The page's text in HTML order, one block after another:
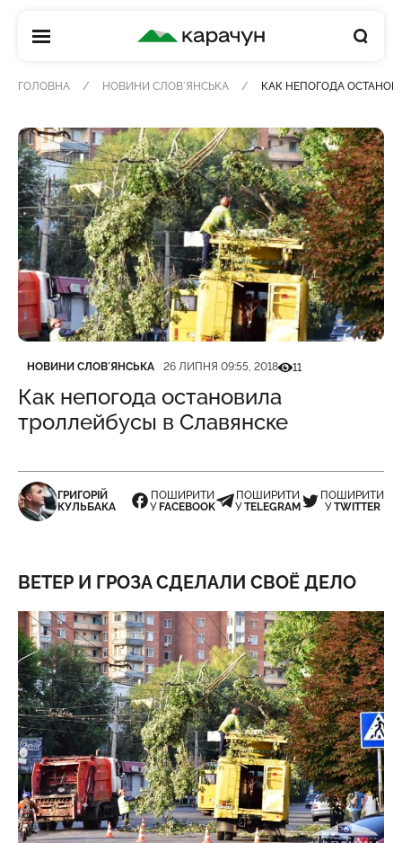
КАРАЧУН
ГОЛОВНА НОВИНИ СЛОВʼЯНСЬКА КАК НЕПОГОДА
Категорія
НОВИНИ СЛОВʼЯНСЬКА
Дата публікації 26 ЛИПНЯ 09:55, 2018Кількість переглядів
11
Как непогода остановила
троллейбусы в Славянске
ГРИГОРІЙ
КУЛЬБАКА
ПОШИРИТИ
У FACEBOOK
ПОШИРИТИ
УTELEGRAM
ПОШИРИТИ
УTWITTER
ВЕТЕР И ГРОЗА СДЕЛАЛИ СВОЁ ДЕЛО